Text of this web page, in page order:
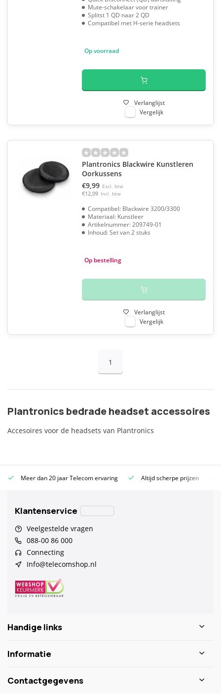
Mute-schakelaar voor trainer
Splitst 1 QD naar 2 QD
Compatibel met H-serie headsets
Op voorraad
Verlanglijst
Vergelijk
Plantronics Blackwire Kunstleren
Oorkussens
€9,99 Excl. btw
€12,09 Incl. btw
Compatibel: Blackwire 3200/3300
Materiaal: Kunstleer
Artikelnummer: 209749-01
Inhoud: Set van 2 stuks
Op bestelling
Verlanglijst
Vergelijk
1
Plantronics bedrade headset accessoires
Accesoires voor de headsets van Plantronics
Meer dan 20 jaar Telecom ervaring Altijd scherpe prijzen
Klantenservice
Veelgestelde vragen
088-00 86 000
Connecting
Info@telecomshop.nl
Handige links
Informatie
Contactgegevens